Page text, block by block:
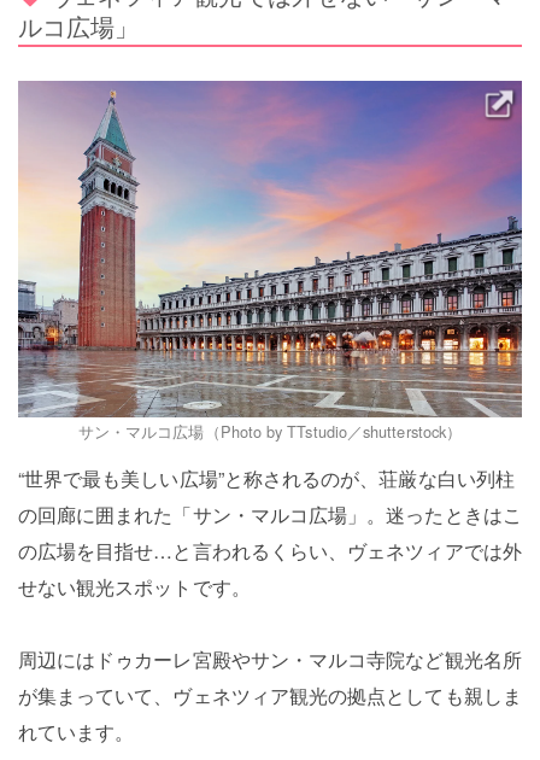
ルコ広場」
サン・マルコ広場（Photo by TTstudio／shutterstock）
“世界で最も美しい広場”と称されるのが、荘厳な白い列柱
の回廊に囲まれた「サン・マルコ広場」。迷ったときはこ
の広場を目指せ…と言われるくらい、ヴェネツィアでは外
せない観光スポットです。
周辺にはドゥカーレ宮殿やサン・マルコ寺院など観光名所
が集まっていて、ヴェネツィア観光の拠点としても親しま
れています。